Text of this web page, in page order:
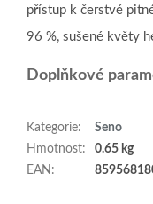
přístup k čerstvé
96 %, sušené květy
Doplňkové
Kategorie:
Seno
Hmotnost:
0.65 kg
EAN :